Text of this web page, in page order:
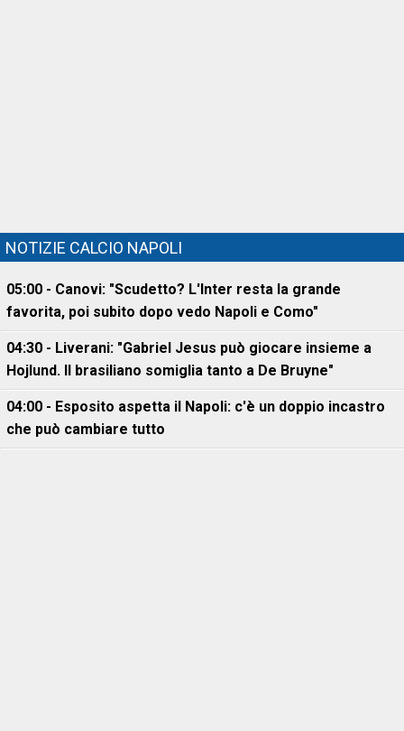
NOTIZIE CALCIO NAPOLI
05:00 - Canovi: "Scudetto? L'Inter resta la grande
favorita, poi subito dopo vedo Napoli e Como"
04:30 - Liverani: "Gabriel Jesus può giocare insieme a
Hojlund. Il brasiliano somiglia tanto a De Bruyne"
04:00 - Esposito aspetta il Napoli: c'è un doppio incastro
che può cambiare tutto